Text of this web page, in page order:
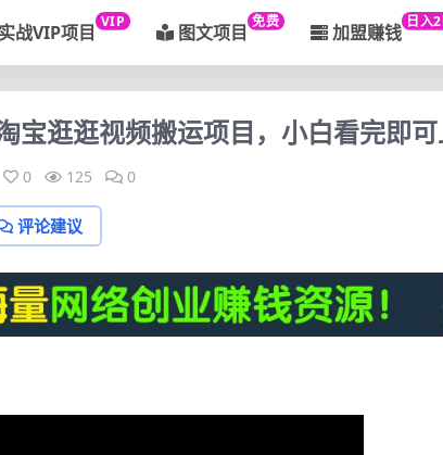
实战VIP项目 VIP 图文项目 免费 加盟赚钱 日入
宝逛逛视频搬运项目，小白看完即
0 125 0
评论建议